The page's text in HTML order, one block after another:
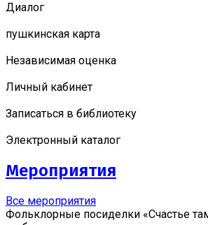
Диалог
пушкинская карта
Независимая оценка
Личный кабинет
Записаться в библиотеку
Электронный каталог
Мероприятия
Все мероприятия
Фольклорные посиделки «Счастье